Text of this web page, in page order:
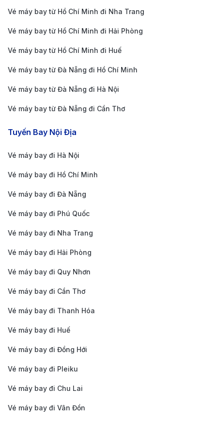
có nhiều lựa chọn về lịch trình và giá vé tốt hơn.
Giá vé thường tăng cao vào các dịp lễ, tết hoặc
vé sớm để tiết kiệm chi phí.
Theo dõi các chương trình khuyến mãi
hàng không thường có các chương trình khuyến
mãi vé máy bay giá rẻ. Bạn có thể đăng ký nhận
so sánh giá vé để không bỏ lỡ các cơ hội khuyến
sớm hoặc đêm muộn thường có giá rẻ hơn so với
những khung giờ cao điểm. Nếu không quan trọng
về thời gian, lựa chọn các chuyến bay vào giờ này
hàng không giá rẻ như VietJet Air, hãy kiểm tra kỹ
các quy định về hành lý xách tay và hành lý ký gửi
để tránh phát sinh chi phí không mong muốn.
Cẩm nang du lịch Thành Đô
Thời điểm lý tưởng để du lịch Thành Đô
Thành Đô có khí hậu cận nhiệt đới, đặc trưng với mùa
hè nóng ẩm và mùa đông se lạnh. Mùa xuân (tháng 3
dễ chịu, mát mẻ, mang lại cảm giác thư thái cho du
Vé máy bay từ Hồ Chí Minh đi Nha Trang
Vé máy bay từ Hồ Chí Minh đi Hải Phòng
Vé máy bay từ Hồ Chí Minh đi Huế
Vé máy bay từ Đà Nẵng đi Hồ Chí Minh
Vé máy bay từ Đà Nẵng đi Hà Nội
Vé máy bay từ Đà Nẵng đi Cần Thơ
Tuyến Bay Nội Địa
Vé máy bay đi Hà Nội
Vé máy bay đi Hồ Chí Minh
Vé máy bay đi Đà Nẵng
Vé máy bay đi Phú Quốc
Vé máy bay đi Nha Trang
Vé máy bay đi Hải Phòng
Vé máy bay đi Quy Nhơn
Vé máy bay đi Cần Thơ
Vé máy bay đi Thanh Hóa
Vé máy bay đi Huế
Vé máy bay đi Đồng Hới
Vé máy bay đi Pleiku
Vé máy bay đi Chu Lai
Vé máy bay đi Vân Đồn